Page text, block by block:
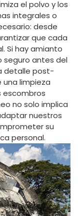
el polvo y los
integrales o
desde
que cada
Si hay amianto
seguro antes del
detalle post-
una limpieza
escombros
no solo implica
nuestros
su
personal.